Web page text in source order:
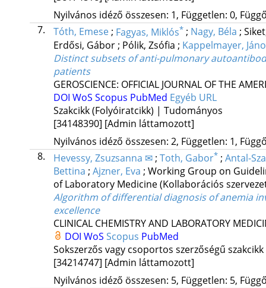
Nyilvános idéző összesen: 1, Független: 0,
7.
Tóth, Emese; Fagyas, Miklós* ; Nagy, Béla ;
Erdősi, Gábor ; Pólik, Zsófia ; Kappelmayer,
Distinct subsets of anti-pulmonary
patients
GEROSCIENCE: OFFICIAL JOURNAL OF THE
DOI WoS Scopus PubMed Egyéb URL
Szakcikk (Folyóiratcikk) | Tudományos
[34148390] [Admin láttamozott]
Nyilvános idéző összesen: 2, Független: 1,
8.
Hevessy, Zsuzsanna ✉ ; Toth, Gabor* ; Antal-
Bettina ; Ajzner, Eva ; Working Group on
of Laboratory Medicine(Kollaborációs
Algorithm of differential diagnosis of anemia
excellence
CLINICAL CHEMISTRY AND LABORATORY
DOI WoS Scopus PubMed
Sokszerzős vagy csoportos szerzőségű
[34214747] [Admin láttamozott]
Nyilvános idéző összesen: 5, Független: 5,